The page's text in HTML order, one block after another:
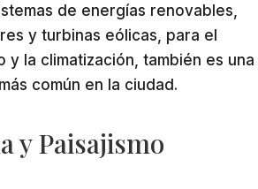
de energías renovables,
y turbinas eólicas, para el
y la climatización, también es una
común en la ciudad.
y Paisajismo